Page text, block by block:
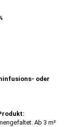
oder
Ab 3 m²